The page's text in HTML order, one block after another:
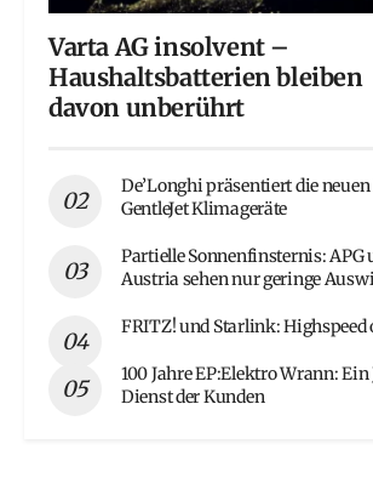
Varta AG insolvent –
Haushaltsbatterien bleiben
davon unberührt
De’Longhi präsentiert die
GentleJet Klimageräte
Partielle Sonnenfinsternis: APG
Austria sehen nur geringe
FRITZ! und Starlink:
100 Jahre EP:Elektro Wrann:
Dienst der Kunden